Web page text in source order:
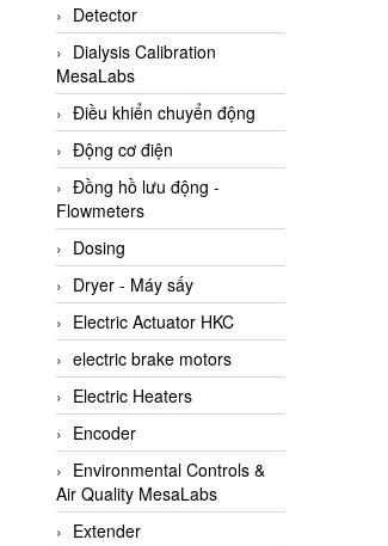
AND Vietnam
ANDERSON-NEGELE
ANDILOG Technologies
Vietnam
Anritsu
ANTEC S.A
Antico pumps
Anybus/ HMS
AOBEN
Apex Dynamics Vietnam
Apex Dynamics Vietnam
Apiste
APLISENS VietNam
Apollo Fire
Appleton
Detector
Dialysis Calibration
MesaLabs
Điều khiển chuyển động
Động cơ điện
Đồng hồ lưu động -
Flowmeters
Dosing
Dryer - Máy sấy
Electric Actuator HKC
electric brake motors
Electric Heaters
Encoder
Environmental Controls &
Air Quality MesaLabs
Extender